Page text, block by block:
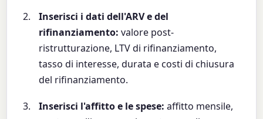
Inserisci i dati dell'ARV e del
rifinanziamento: valore post-
ristrutturazione, LTV di rifinanziamento,
tasso di interesse, durata e costi di chiusura
del rifinanziamento.
Inserisci l'affitto e le spese: affitto mensile,